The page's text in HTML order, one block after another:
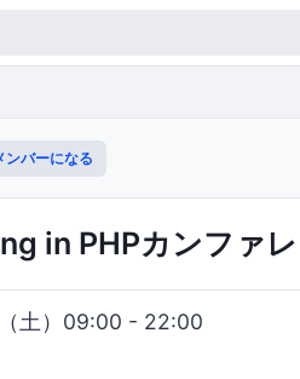
ンバーになる
in PHPカンファ
土）09:00 - 22:00